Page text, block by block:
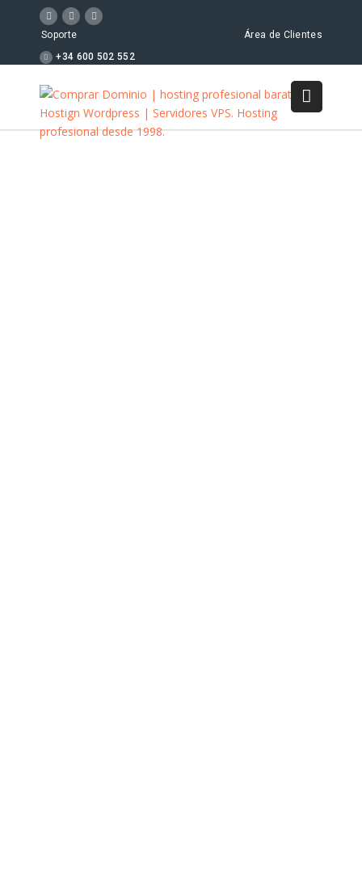
Soporte
Área de Clientes
+34 600 502 552